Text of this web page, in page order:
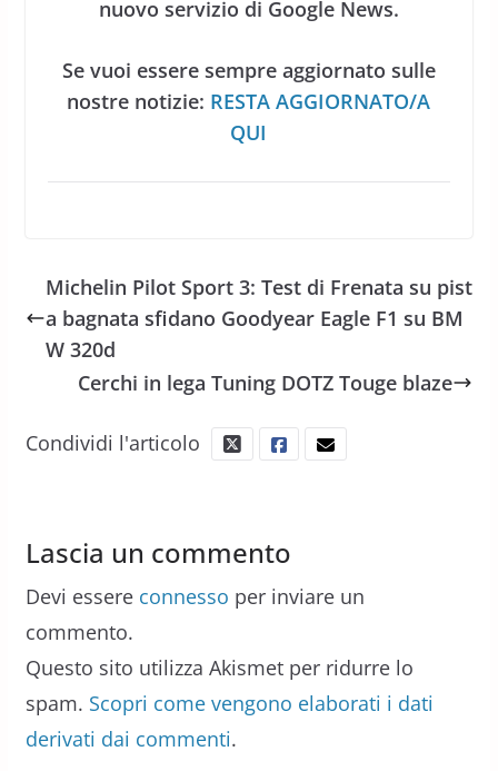
nuovo servizio di Google News.
Se vuoi essere sempre aggiornato sulle
nostre notizie: RESTA AGGIORNATO/A
QUI
Michelin Pilot Sport 3: Test di Frenata su pist
a bagnata sfidano Goodyear Eagle F1 su BM
W 320d
Cerchi in lega Tuning DOTZ Touge blaze
Condividi l'articolo
Lascia un commento
Devi essere connesso per inviare un
commento.
Questo sito utilizza Akismet per ridurre lo
spam. Scopri come vengono elaborati i dati
derivati dai commenti.